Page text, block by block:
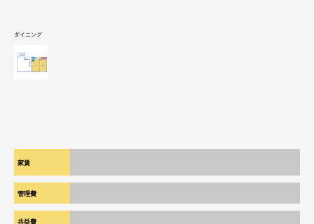
ダイニング
家賃
管理費
共益費